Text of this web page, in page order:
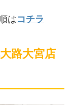
はコチラ
路大宮店